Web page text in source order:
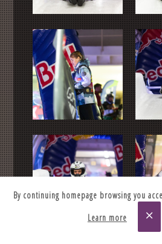
By continuing homepage browsing you
Learn more
close